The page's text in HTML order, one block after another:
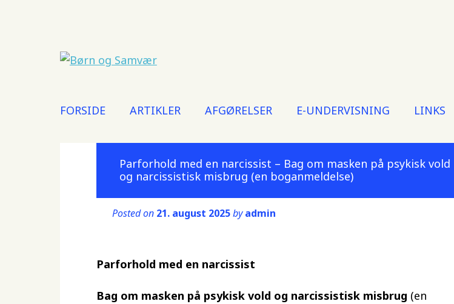
Main menu
Skip
FORSIDE ARTIKLER AFGØRELSER E-UNDERVISNING LINKS
Parforhold med en narcissist – Bag om masken på psykisk vold
og narcissistisk misbrug (en boganmeldelse)
Posted on 21. august 2025 byadmin
Parforhold med en narcissist
Bag om masken på psykisk vold og narcissistisk misbrug (en